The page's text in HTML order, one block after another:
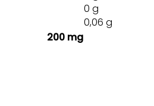
0 g
0,06 g
200 mg